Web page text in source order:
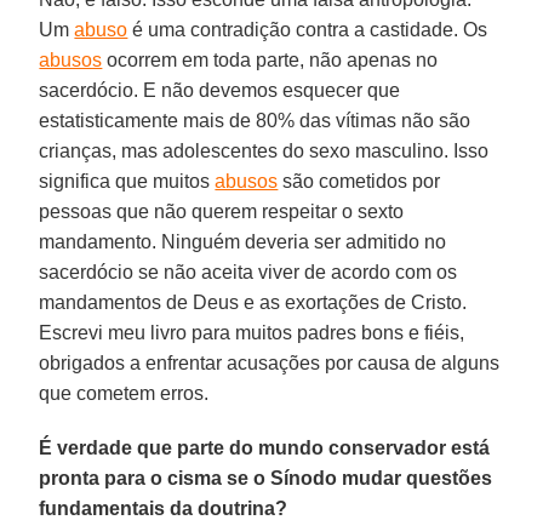
Umabuso é uma contradição contra a castidade. Os
abusos ocorrem em toda parte, não apenas no
sacerdócio. E não devemos esquecer que
estatisticamente mais de 80% das vítimas não são
crianças, mas adolescentes do sexo masculino. Isso
significa que muitosabusos são cometidos por
pessoas que não querem respeitar o sexto
mandamento. Ninguém deveria ser admitido no
sacerdócio se não aceita viver de acordo com os
mandamentos de Deus e as exortações de Cristo.
Escrevi meu livro para muitos padres bons e fiéis,
obrigados a enfrentar acusações por causa de alguns
que cometem erros.
É verdade que parte do mundo conservador está
pronta para o cisma se o Sínodo mudar questões
fundamentais da doutrina?